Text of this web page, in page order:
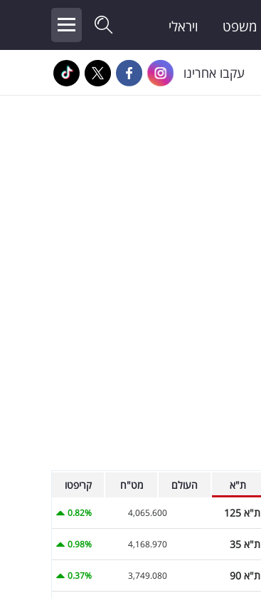
משפט ויראלי
עקבו אחרינו
ת"א העולם מט"ח קריפטו
ת"א 125 4,065.600
0.82%
ת"א 35 4,168.970
0.98%
ת"א 90 3,749.080
0.37%